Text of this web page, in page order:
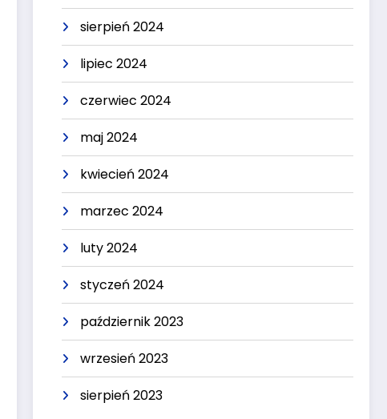
sierpień 2024
lipiec 2024
czerwiec 2024
maj 2024
kwiecień 2024
marzec 2024
luty 2024
styczeń 2024
październik 2023
wrzesień 2023
sierpień 2023